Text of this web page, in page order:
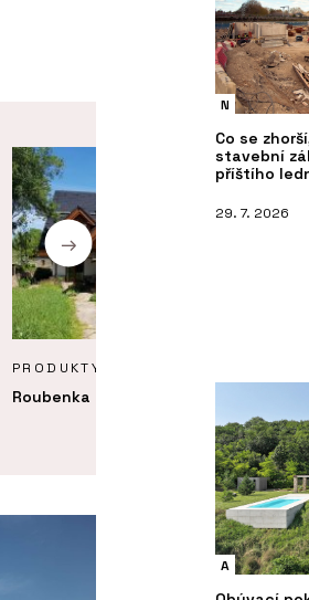
PRODUKTY
Roubenka Klasika s moderními prvky
N
Co se
stavební
příštího
29. 7. 2026
A